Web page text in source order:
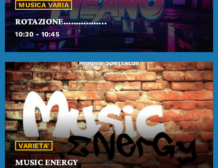
MUSICA VARIA
ROTAZIONE……………..
10:30 - 10:45
VARIETA'
MUSIC ENERGY